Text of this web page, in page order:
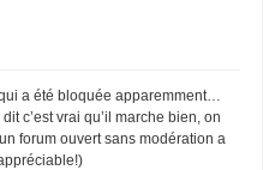
a été bloquée apparemment…
c’est vrai qu’il marche bien, on
forum ouvert sans modération a